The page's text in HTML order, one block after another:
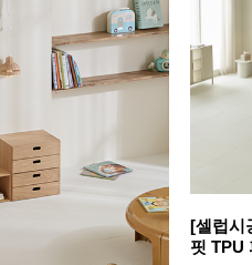
[셀럽시
핏 TPU